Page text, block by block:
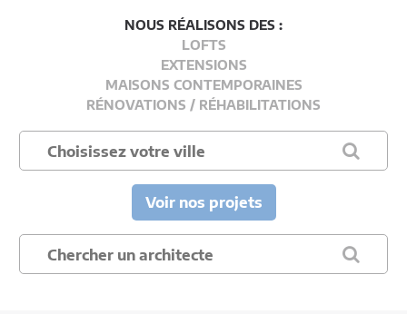
NOUS RÉALISONS DES :
LOFTS
EXTENSIONS
MAISONS CONTEMPORAINES
RÉNOVATIONS / RÉHABILITATIONS
Voir nos projets